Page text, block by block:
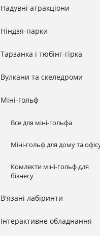
Надувні атракціони
Ніндзя-парки
Тарзанка і тюбінг-гірка
Вулкани та скеледроми
Міні-гольф
Все для міні-гольфа
Міні-гольф для дому та
Комлекти міні-гольф для
бізнесу
В'язані лабіринти
Інтерактивне обладнання